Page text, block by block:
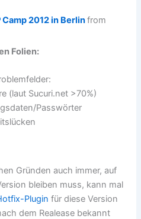
2012 in Berlinfrom
Folien:
(laut Sucuri.net >70%)
Passwörter
Gründen auch immer, auf
bleiben muss, kann mal
Plugin für diese Version
dem Realease bekannt